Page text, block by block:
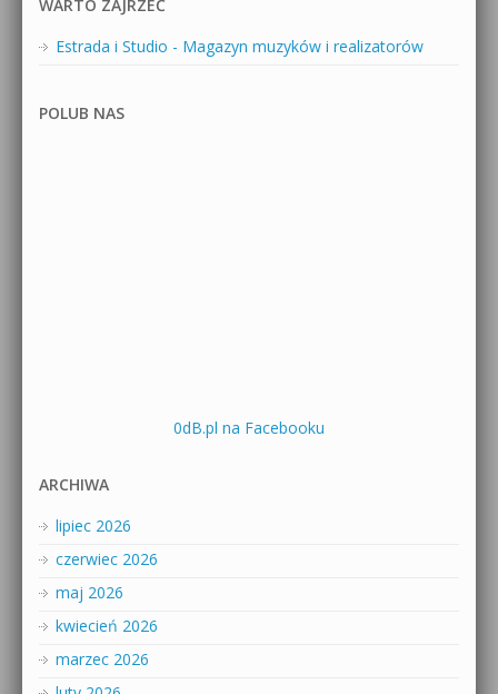
WARTO ZAJRZEĆ
Estrada i Studio - Magazyn muzyków i realizatorów
POLUB NAS
0dB.pl na Facebooku
ARCHIWA
lipiec 2026
czerwiec 2026
maj 2026
kwiecień 2026
marzec 2026